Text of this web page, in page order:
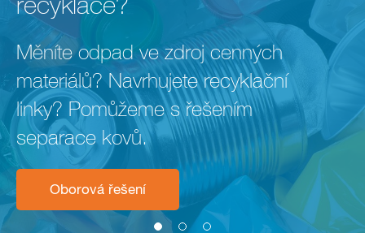
recyklace?
Měníte odpad ve zdroj cenných
materiálů? Navrhujete recyklační
linky? Pomůžeme s řešením
separace kovů.
Oborová řešení